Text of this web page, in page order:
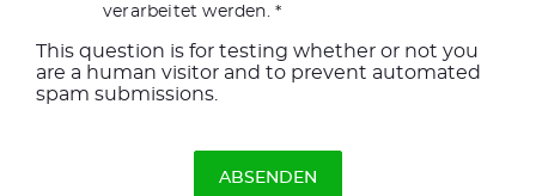
verarbeitet werden.
This question is for testing whether or not you
are a human visitor and to prevent automated
spam submissions.